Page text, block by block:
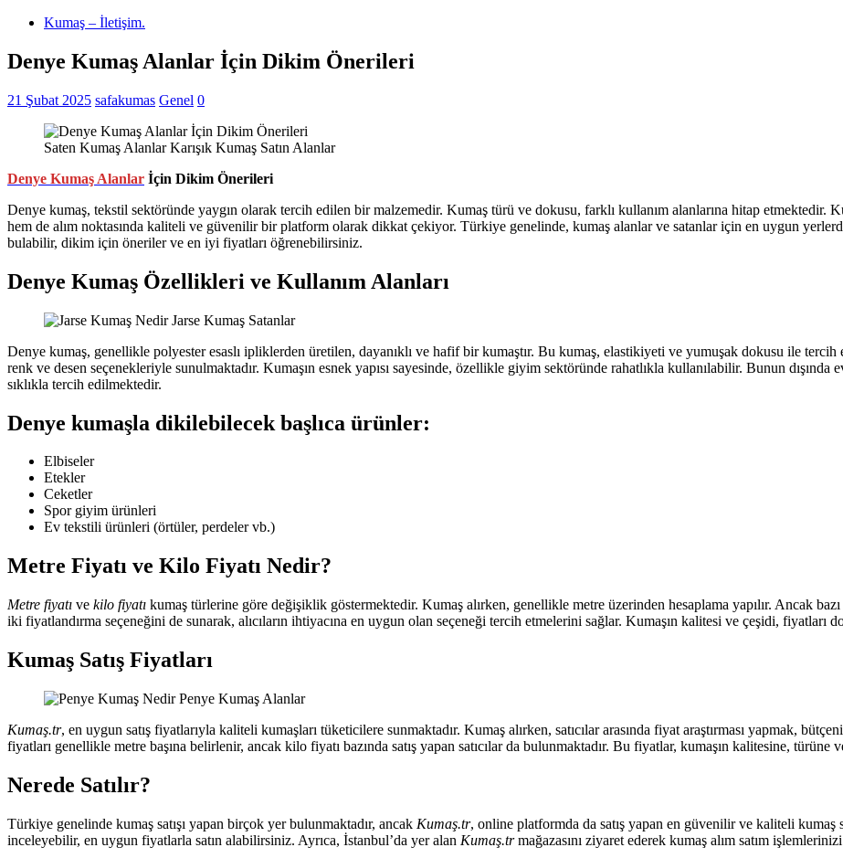
Kumaş – İletişim.
Denye Kumaş Alanlar İçin Dikim Önerileri
21 Şubat 2025 safakumas Genel 0
Saten Kumaş Alanlar Karışık Kumaş Satın Alanlar
Denye Kumaş Alanlar İçin Dikim Önerileri
Denye kumaş, tekstil sektöründe yaygın olarak tercih edilen bir malzemedir. Kumaş türü ve dokusu, farklı kullanım alanlarına hitap etmektedir.
hem de alım noktasında kaliteli ve güvenilir bir platform olarak dikkat çekiyor. Türkiye genelinde, kumaş alanlar ve satanlar için en uygun
bulabilir, dikim için öneriler ve en iyi fiyatları öğrenebilirsiniz.
Denye Kumaş Özellikleri ve Kullanım Alanları
Denye kumaş, genellikle polyester esaslı ipliklerden üretilen, dayanıklı ve hafif bir kumaştır. Bu kumaş, elastikiyeti ve yumuşak dokusu ile tercih
renk ve desen seçenekleriyle sunulmaktadır. Kumaşın esnek yapısı sayesinde, özellikle giyim sektöründe rahatlıkla kullanılabilir. Bunun
sıklıkla tercih edilmektedir.
Denye kumaşla dikilebilecek başlıca ürünler:
Elbiseler
Etekler
Ceketler
Spor giyim ürünleri
Ev tekstili ürünleri (örtüler, perdeler vb.)
Metre Fiyatı ve Kilo Fiyatı Nedir?
Metre fiyatı ve kilo fiyatı kumaş türlerine göre değişiklik göstermektedir. Kumaş alırken, genellikle metre üzerinden hesaplama yapılır. Ancak bazı
iki fiyatlandırma seçeneğini de sunarak, alıcıların ihtiyacına en uygun olan seçeneği tercih etmelerini sağlar. Kumaşın kalitesi ve çeşidi, fiyatları
Kumaş Satış Fiyatları
Kumaş.tr, en uygun satış fiyatlarıyla kaliteli kumaşları tüketicilere sunmaktadır. Kumaş alırken, satıcılar arasında fiyat araştırması yapmak,
fiyatları genellikle metre başına belirlenir, ancak kilo fiyatı bazında satış yapan satıcılar da bulunmaktadır. Bu fiyatlar, kumaşın kalitesine,
Nerede Satılır?
Türkiye genelinde kumaş satışı yapan birçok yer bulunmaktadır, ancak Kumaş.tr, online platformda da satış yapan en güvenilir ve kaliteli kumaş
inceleyebilir, en uygun fiyatlarla satın alabilirsiniz. Ayrıca, İstanbul’da yer alan Kumaş.trmağazasını ziyaret ederek kumaş alım satım